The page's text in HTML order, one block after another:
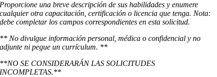
Proporcione una breve descripción de sus habilidades y enumere
cualquier otra capacitación, certificación o licencia que tenga. Nota:
debe completar los campos correspondientes en esta solicitud.
** No divulgue información personal, médica o confidencial y no
adjunte ni pegue un currículum. **
**NO SE CONSIDERARÁN LAS SOLICITUDES
INCOMPLETAS.**